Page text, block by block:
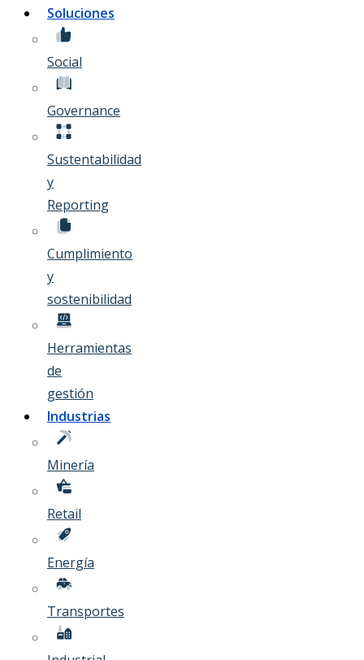
Soluciones
Social
Governance
Sustentabilidad
y
Reporting
Cumplimiento
y
sostenibilidad
Herramientas
de
gestión
Industrias
Minería
Retail
Energía
Transportes